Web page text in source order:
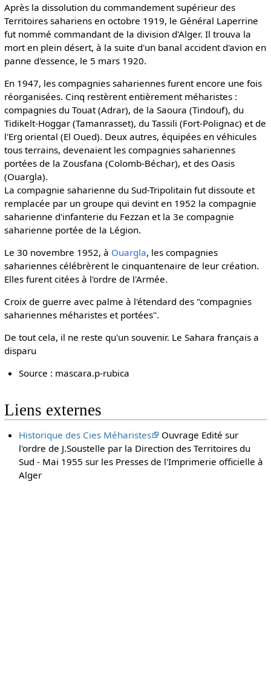
Après la dissolution du commandement supérieur des
Territoires sahariens en octobre 1919, le Général Laperrine
fut nommé commandant de la division d'Alger. Il trouva la
mort en plein désert, à la suite d'un banal accident d'avion en
panne d'essence, le 5 mars 1920.
En 1947, les compagnies sahariennes furent encore une fois
réorganisées. Cinq restèrent entièrement méharistes :
compagnies du Touat (Adrar), de la Saoura (Tindouf), du
Tidikelt-Hoggar (Tamanrasset), du Tassili (Fort-Polignac) et de
l'Erg oriental (El Oued). Deux autres, équipées en véhicules
tous terrains, devenaient les compagnies sahariennes
portées de la Zousfana (Colomb-Béchar), et des Oasis
(Ouargla).
La compagnie saharienne du Sud-Tripolitain fut dissoute et
remplacée par un groupe qui devint en 1952 la compagnie
saharienne d'infanterie du Fezzan et la 3e compagnie
saharienne portée de la Légion.
Le 30 novembre 1952, à Ouargla, les compagnies
sahariennes célébrèrent le cinquantenaire de leur création.
Elles furent citées à l'ordre de l'Armée.
Croix de guerre avec palme à l'étendard des "compagnies
sahariennes méharistes et portées".
De tout cela, il ne reste qu'un souvenir. Le Sahara français a
disparu
Source : mascara.p-rubica
Liens externes
Historique des Cies Méharistes
Ouvrage Edité sur
l'ordre de J.Soustelle par la Direction des Territoires du
Sud - Mai 1955 sur les Presses de l'Imprimerie officielle à
Alger